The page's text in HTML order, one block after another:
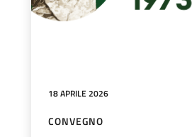
18 APRILE 2026
CONVEGNO